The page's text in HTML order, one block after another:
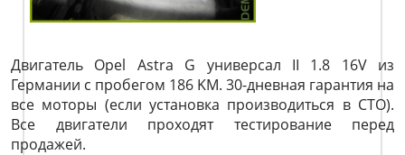
Двигатель Opel Astra G универсал II 1.8 16V из
Германии с пробегом 186 KM. 30-дневная гарантия на
все моторы (если установка производиться в СТО).
Все двигатели проходят тестирование перед
продажей.